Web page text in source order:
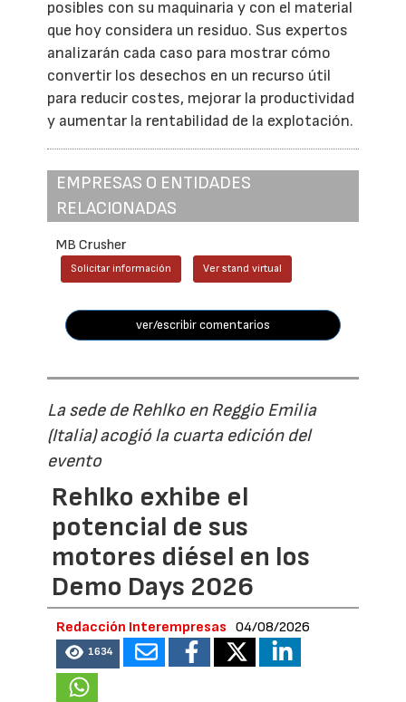
posibles con su maquinaria y con el material
que hoy considera un residuo. Sus expertos
analizarán cada caso para mostrar cómo
convertir los desechos en un recurso útil
para reducir costes, mejorar la productividad
y aumentar la rentabilidad de la explotación.
EMPRESAS O ENTIDADES
RELACIONADAS
MB Crusher
Solicitar información Ver stand virtual
ver/escribir comentarios
La sede de Rehlko en Reggio Emilia
(Italia) acogió la cuarta edición del
evento
Rehlko exhibe el
potencial de sus
motores diésel en los
Demo Days 2026
Redacción Interempresas 04/08/2026
1634